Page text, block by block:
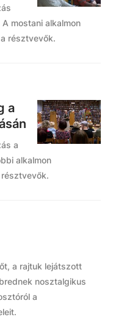
mostani alkalmon
résztvevők.
a
a
alkalmon
a rajtuk lejátszott
nosztalgikus
a